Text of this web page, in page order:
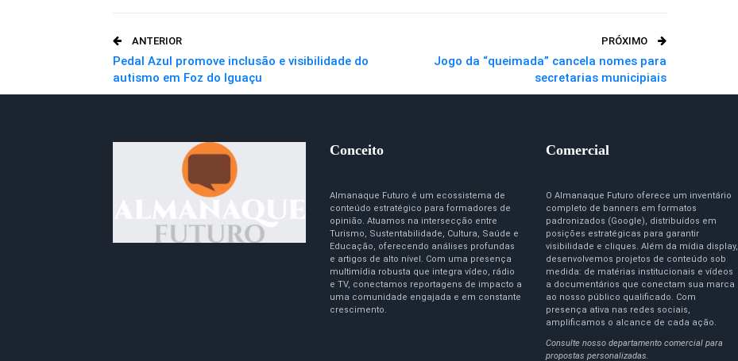
ANTERIOR
Pedal Azul promove inclusão e visibilidade do
autismo em Foz do Iguaçu
PRÓXIMO
Jogo da “queimada” cancela nomes para
secretarias municipiais
Conceito
Almanaque Futuro é um ecossistema de
conteúdo estratégico para formadores de
opinião. Atuamos na intersecção entre
Turismo, Sustentabilidade, Cultura, Saúde e
Educação, oferecendo análises profundas
e artigos de alto nível. Com uma presença
multimídia robusta que integra vídeo, rádio
e TV, conectamos reportagens de impacto a
uma comunidade engajada e em constante
crescimento.
Comercial
O Almanaque Futuro oferece um inventário
completo de banners em formatos
padronizados (Google), distribuídos em
posições estratégicas para garantir
visibilidade e cliques. Além da mídia display,
desenvolvemos projetos de conteúdo sob
medida: de matérias institucionais e vídeos
a documentários que conectam sua marca
ao nosso público qualificado. Com
presença ativa nas redes sociais,
amplificamos o alcance de cada ação.
Consulte nosso departamento comercial para
propostas personalizadas.